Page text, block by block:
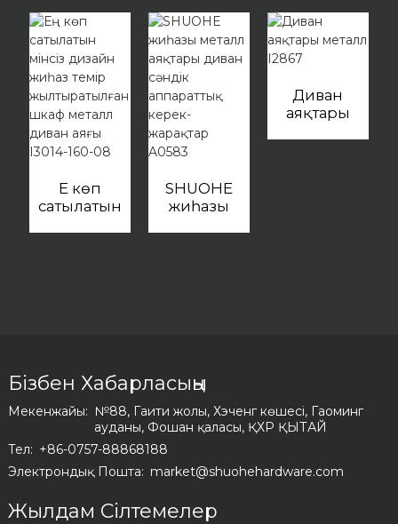
Ең көп
сатылатын
08
SHUOHE
жиһазы
Диван
аяқтары
Бізбен Хабарласыңы
Мекенжайы: №88, Гаити жолы, Хэченг көшесі, Гаоминг
ауданы, Фошан қаласы, ҚХР ҚЫТАЙ
Тел: +86-0757-88868188
Электрондық Пошта: market@shuohehardware.com
Жылдам Сілтемелер